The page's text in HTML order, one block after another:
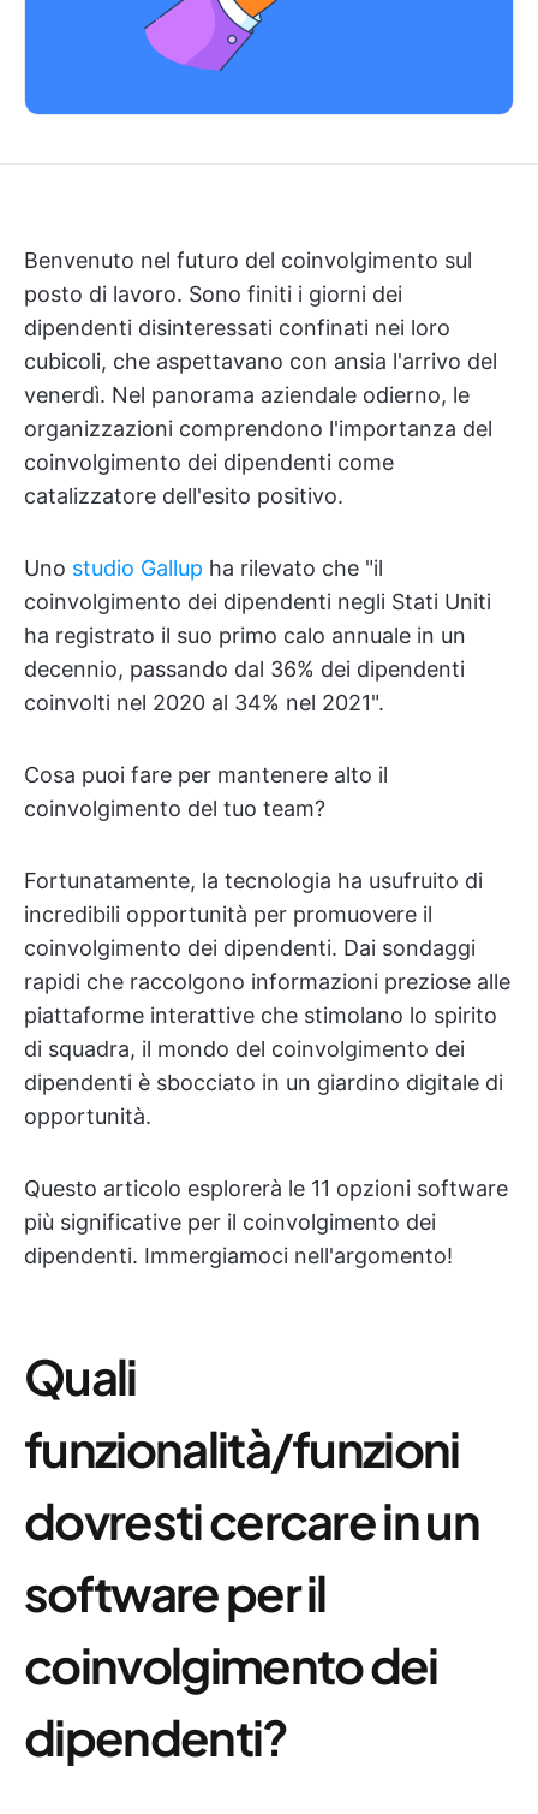
Benvenuto nel futuro del coinvolgimento sul
posto di lavoro. Sono finiti i giorni dei
dipendenti disinteressati confinati nei loro
cubicoli, che aspettavano con ansia l'arrivo del
venerdì. Nel panorama aziendale odierno, le
organizzazioni comprendono l'importanza del
coinvolgimento dei dipendenti come
catalizzatore dell'esito positivo.
Uno studio Gallup ha rilevato che "il
coinvolgimento dei dipendenti negli Stati Uniti
ha registrato il suo primo calo annuale in un
decennio, passando dal 36% dei dipendenti
coinvolti nel 2020 al 34% nel 2021".
Cosa puoi fare per mantenere alto il
coinvolgimento del tuo team?
Fortunatamente, la tecnologia ha usufruito di
incredibili opportunità per promuovere il
coinvolgimento dei dipendenti. Dai sondaggi
rapidi che raccolgono informazioni preziose alle
piattaforme interattive che stimolano lo spirito
di squadra, il mondo del coinvolgimento dei
dipendenti è sbocciato in un giardino digitale di
opportunità.
Questo articolo esplorerà le 11 opzioni software
più significative per il coinvolgimento dei
dipendenti. Immergiamoci nell'argomento!
Quali
funzionalità/funzioni
dovresti cercare in un
software per il
coinvolgimento dei
dipendenti?